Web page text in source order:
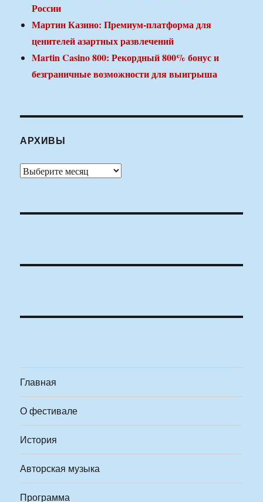
России
Мартин Казино: Премиум-платформа для
ценителей азартных развлечений
Martin Casino 800: Рекордный 800% бонус и
безграничные возможности для выигрыша
АРХИВЫ
Архивы
Главная
О фестивале
История
Авторская музыка
Программа